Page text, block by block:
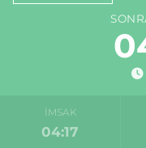
İMSAK
04:17